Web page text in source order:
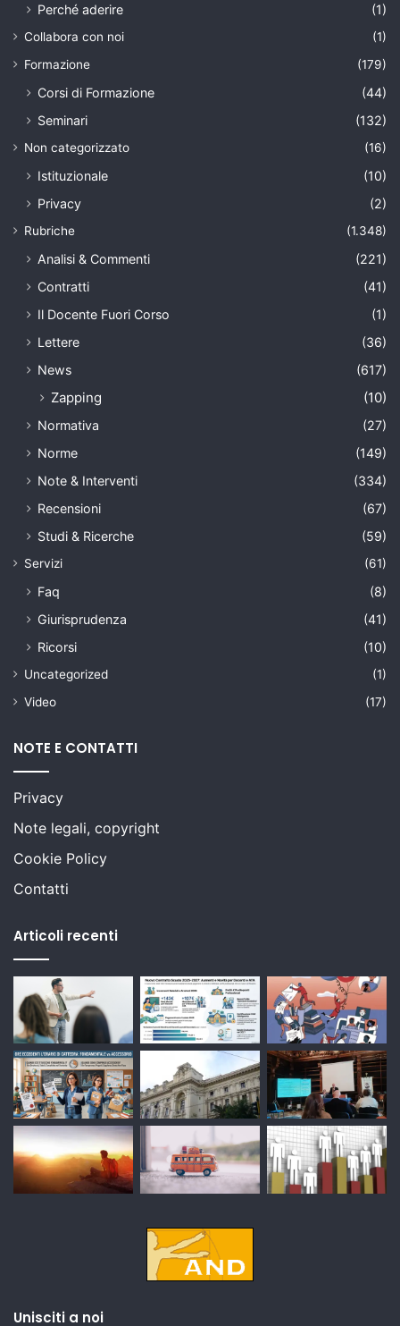
Perché aderire
(1)
Collabora con noi
(1)
Formazione
(179)
Corsi di Formazione
(44)
Seminari
(132)
Non categorizzato (16)
Istituzionale
(10)
Privacy
(2)
Rubriche (1.348)
Analisi & Commenti
(221)
Contratti
(41)
Il Docente Fuori Corso
(1)
Lettere
(36)
News
(617)
Zapping (10)
Normativa
(27)
Norme
(149)
Note & Interventi
(334)
Recensioni
(67)
Studi & Ricerche
(59)
Servizi (61)
Faq
(8)
Giurisprudenza
(41)
Ricorsi
(10)
Uncategorized
(1)
Video
(17)
NOTE E CONTATTI
Privacy
Note legali, copyright
Cookie Policy
Contatti
Articoli recenti
Unisciti a noi